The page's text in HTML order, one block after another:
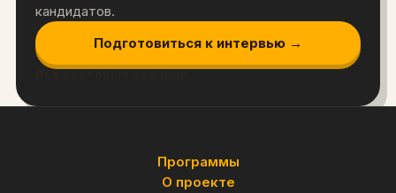
кандидатов.
Подготовиться к интервью →
Все тестовые задания
Программы
О проекте